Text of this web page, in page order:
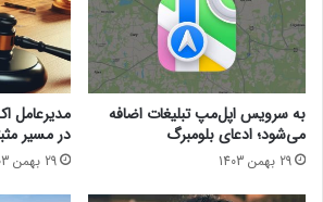
ب
ا
پ
ر
د
ا
ز
ن
و
ا
ع
د
ا
ت
به سرویس اپل‌مپ تبلیغات اضافه
می‌شود؛ ادعای بلومبرگ
29 بهمن 1403
مدیرعامل
در مسیر
29 بهمن 1403